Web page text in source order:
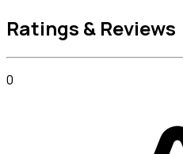
Ratings & Reviews
0